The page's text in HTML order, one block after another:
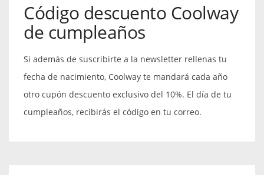
Código descuento Coolway
de cumpleaños
Si además de suscribirte a la newsletter rellenas tu
fecha de nacimiento, Coolway te mandará cada año
otro cupón descuento exclusivo del 10%. El día de tu
cumpleaños, recibirás el código en tu correo.